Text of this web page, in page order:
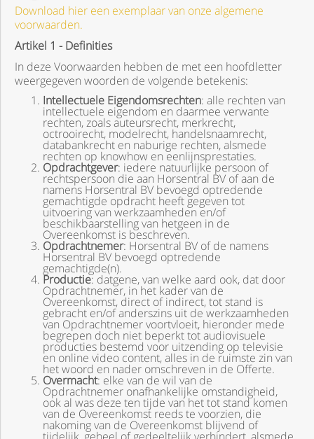
Download hier een exemplaar van onze algemene
voorwaarden.
Artikel 1 - Definities
In deze Voorwaarden hebben de met een hoofdletter
weergegeven woorden de volgende betekenis:
Intellectuele Eigendomsrechten: alle rechten van
intellectuele eigendom en daarmee verwante
rechten, zoals auteursrecht, merkrecht,
octrooirecht, modelrecht, handelsnaamrecht,
databankrecht en naburige rechten, alsmede
rechten op knowhow en eenlijnsprestaties.
Opdrachtgever: iedere natuurlijke persoon of
rechtspersoon die aan Horsentral BV of aan de
namens Horsentral BV bevoegd optredende
gemachtigde opdracht heeft gegeven tot
uitvoering van werkzaamheden en/of
beschikbaarstelling van hetgeen in de
Overeenkomst is beschreven.
Opdrachtnemer: Horsentral BV of de namens
Horsentral BV bevoegd optredende
gemachtigde(n).
Productie: datgene, van welke aard ook, dat door
Opdrachtnemer, in het kader van de
Overeenkomst, direct of indirect, tot stand is
gebracht en/of anderszins uit de werkzaamheden
van Opdrachtnemer voortvloeit, hieronder mede
begrepen doch niet beperkt tot audiovisuele
producties bestemd voor uitzending op televisie
en online video content, alles in de ruimste zin van
het woord en nader omschreven in de Offerte.
Overmacht: elke van de wil van de
Opdrachtnemer onafhankelijke omstandigheid,
ook al was deze ten tijde van het tot stand komen
van de Overeenkomst reeds te voorzien, die
nakoming van de Overeenkomst blijvend of